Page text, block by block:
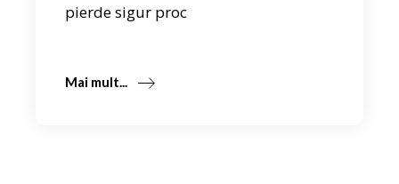
pierde sigur proc
Mai mult...